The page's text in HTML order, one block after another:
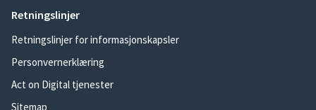
Retningslinjer
Retningslinjer for informasjonskapsler
Personvernerklæring
Act on Digital tjenester
Sitemap